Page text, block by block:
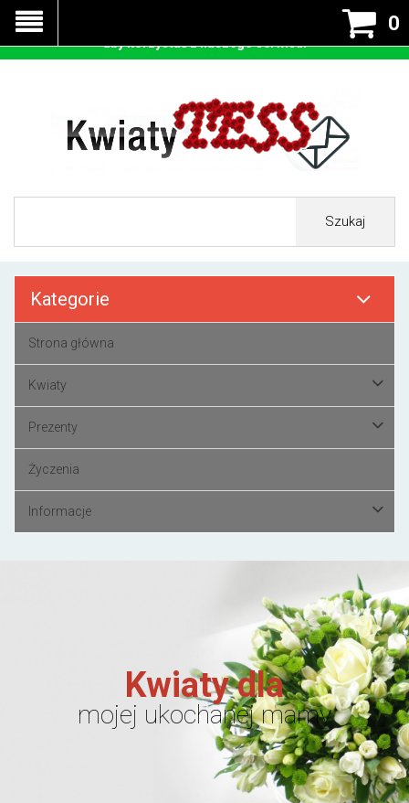
0
Szukaj
Kategorie
Strona główna
Kwiaty
Prezenty
Życzenia
Informacje
Kwiaty dla
mojej ukochanej mamy
Nasza strona korzysta z cookies - czyli tzw ciastek w celu
prawidłowego działania. Zaakceptuj przyjmowanie cookies
aby korzystać z naszego serwisu.